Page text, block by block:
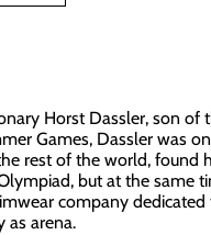
Horst Dassler, son
Games, Dassler was
rest of the world, found
but at the same
company
as arena.